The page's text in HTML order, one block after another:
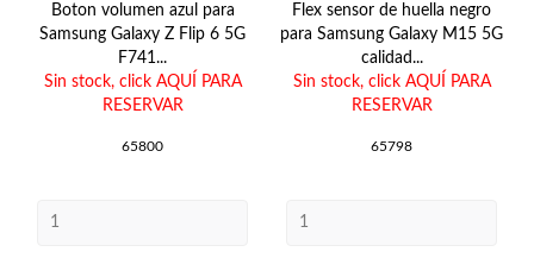
Boton volumen azul para
Samsung Galaxy Z Flip 6 5G
F741...
Sin stock, click AQUÍ PARA
RESERVAR
65800
Flex sensor de huella negro
para Samsung Galaxy M15 5G
calidad...
Sin stock, click AQUÍ PARA
RESERVAR
65798